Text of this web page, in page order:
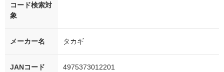
コード検索対
象
メーカー名 タカギ
JANコード 4975373012201